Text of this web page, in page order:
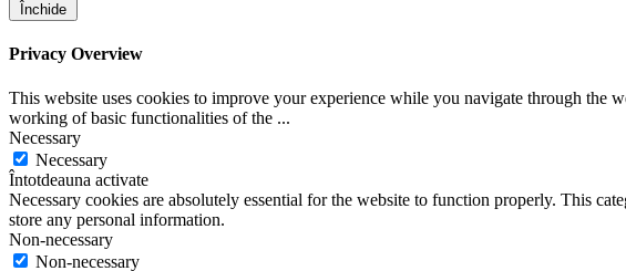
Închide
Privacy Overview
This website uses cookies to improve your experience while you navigate through the
working of basic functionalities of the ...
Necessary
Necessary
Întotdeauna activate
Necessary cookies are absolutely essential for the website to function properly. This
store any personal information.
Non-necessary
Non-necessary